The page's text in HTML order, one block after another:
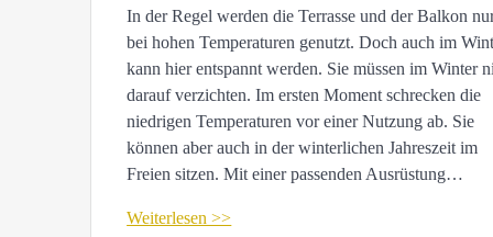
In der Regel werden die Terrasse und der Balkon
bei hohen Temperaturen genutzt. Doch auch im
kann hier entspannt werden. Sie müssen im Winter
darauf verzichten. Im ersten Moment schrecken die
niedrigen Temperaturen vor einer Nutzung ab. Sie
können aber auch in der winterlichen Jahreszeit im
Freien sitzen. Mit einer passenden Ausrüstung…